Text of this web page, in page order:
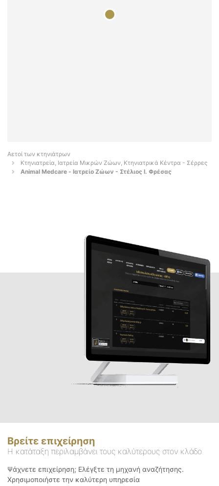
Αετοί των κτηνιάτρων
Κτηνιατρεία, Ιατρεία Μικρών Ζώων, Κτηνιατρικά Κέντρα - Σέρρες
Animal Medcare - Ιατρείο Ζώων - Στέλιος Ι. Φρέσας
Βρείτε επιχείρηση
Η κατάταξη περιλαμβάνει τους καλύτερους στον κλάδο
Ψάχνετε επιχείρηση; Ελέγξτε τη μηχανή αναζήτησης.
Χρησιμοποιήστε την καλύτερη υπηρεσία